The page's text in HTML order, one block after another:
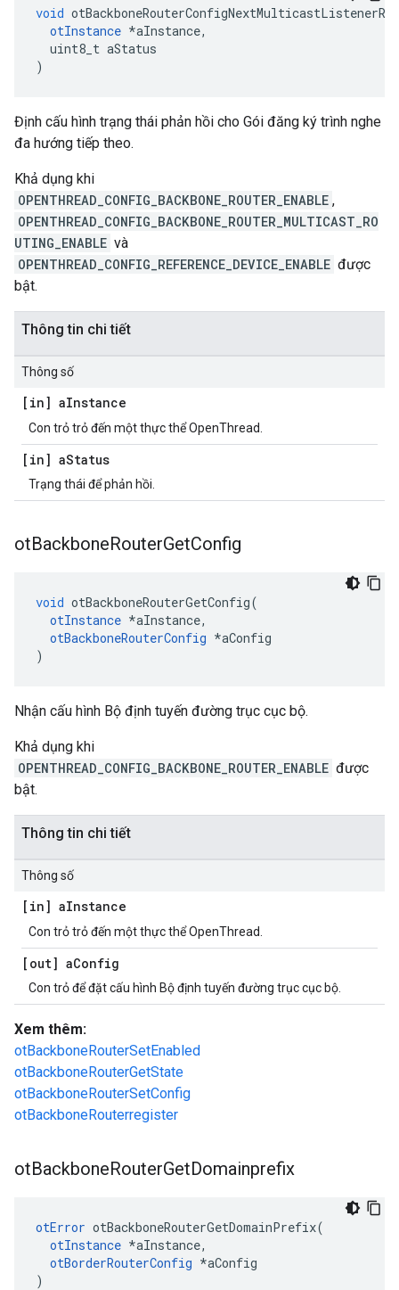
void
otInstance *aInstance,
uint8_t aStatus
)
Định cấu hình trạng thái phản hồi cho Gói đăng ký trình nghe
đa hướng tiếp theo.
Khả dụng khi
OPENTHREAD_CONFIG_BACKBONE_ROUTER_ENABLE ,
OPENTHREAD_CONFIG_BACKBONE_ROUTER_MULTICAST_RO
UTING_ENABLE và
OPENTHREAD_CONFIG_REFERENCE_DEVICE_ENABLE được
bật.
Thông tin chi tiết
Thông số
[in] aInstance
Con trỏ trỏ đến một thực thể OpenThread.
[in] aStatus
Trạng thái để phản hồi.
otBackboneRouterGetConfig
void otBackboneRouterGetConfig(
otInstance *aInstance,
otBackboneRouterConfig *aConfig
)
Nhận cấu hình Bộ định tuyến đường trục cục bộ.
Khả dụng khi
OPENTHREAD_CONFIG_BACKBONE_ROUTER_ENABLE được
bật.
Thông tin chi tiết
Thông số
[in] aInstance
Con trỏ trỏ đến một thực thể OpenThread.
[out] aConfig
Con trỏ để đặt cấu hình Bộ định tuyến đường trục cục bộ.
Xem thêm:
otBackboneRouterSetEnabled
otBackboneRouterGetState
otBackboneRouterSetConfig
otBackboneRouterregister
otBackboneRouterGetDomainprefix
otError otBackboneRouterGetDomainPrefix(
otInstance *aInstance,
otBorderRouterConfig *aConfig
)